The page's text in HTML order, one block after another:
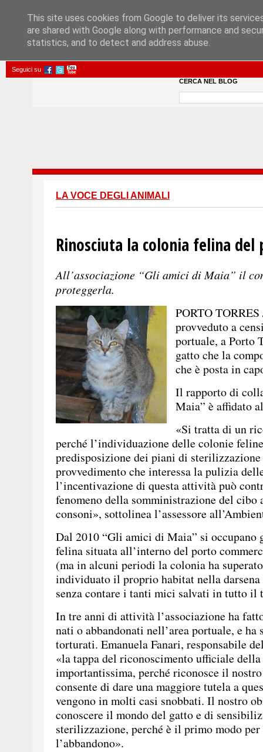
Seguici su
CERCA NEL BLOG
LA VOCE DEGLI ANIMALI
Rinosciuta la colonia felina del
All’associazione “Gli amici di Maia” il
proteggerla.
PORTO
provveduto a
portuale, a Porto
gatto che la
che è posta in
Il rapporto di
Maia” è affidato
«Si tratta di un
perché l’individuazione delle colonie
predisposizione dei piani di sterilizzazione
provvedimento che interessa la pulizia
l’incentivazione di questa attività può
fenomeno della somministrazione del
consoni», sottolinea l’assessore
Dal 2010 “Gli amici di Maia” si occupano
felina situata all’interno del porto
(ma in alcuni periodi la colonia ha
individuato il proprio habitat nella
senza contare i tanti mici salvati in tutto
In tre anni di attività l’associazione ha
nati o abbandonati nell’area portuale, e
torturati. Emanuela Fanari, responsabile
«la tappa del riconoscimento ufficiale
importantissima, perché riconosce il
consente di dare una maggiore tutela a
vengono in molti casi snobbati. Il nostro
conoscere il mondo del gatto e di
sterilizzazione, perché è il primo modo
l’abbandono».
This site uses cookies from Google to deliver its
are shared with Google along with performance and
statistics, and to detect and address abuse.